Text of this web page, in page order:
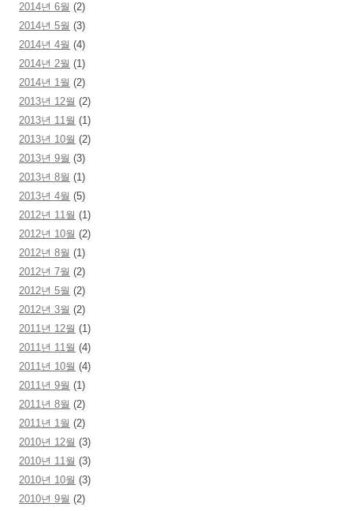
2014년 6월 (2)
2014년 5월 (3)
2014년 4월 (4)
2014년 2월 (1)
2014년 1월 (2)
2013년 12월 (2)
2013년 11월 (1)
2013년 10월 (2)
2013년 9월 (3)
2013년 8월 (1)
2013년 4월 (5)
2012년 11월 (1)
2012년 10월 (2)
2012년 8월 (1)
2012년 7월 (2)
2012년 5월 (2)
2012년 3월 (2)
2011년 12월 (1)
2011년 11월 (4)
2011년 10월 (4)
2011년 9월 (1)
2011년 8월 (2)
2011년 1월 (2)
2010년 12월 (3)
2010년 11월 (3)
2010년 10월 (3)
2010년 9월 (2)